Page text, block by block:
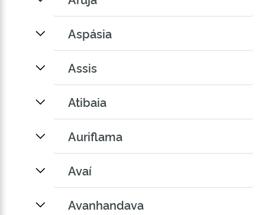
Aspásia
Assis
Atibaia
Auriflama
Avaí
Avanhandava